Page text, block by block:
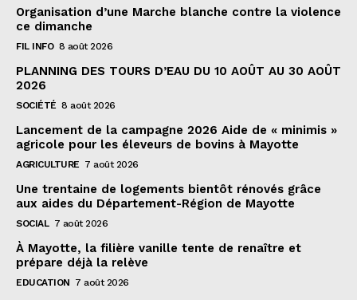
Organisation d’une Marche blanche contre la violence
ce dimanche
FIL INFO 8 août 2026
PLANNING DES TOURS D’EAU DU 10 AOÛT AU 30 AOÛT
2026
SOCIÉTÉ 8 août 2026
Lancement de la campagne 2026 Aide de « minimis »
agricole pour les éleveurs de bovins à Mayotte
AGRICULTURE 7 août 2026
Une trentaine de logements bientôt rénovés grâce
aux aides du Département-Région de Mayotte
SOCIAL 7 août 2026
À Mayotte, la filière vanille tente de renaître et
prépare déjà la relève
EDUCATION 7 août 2026